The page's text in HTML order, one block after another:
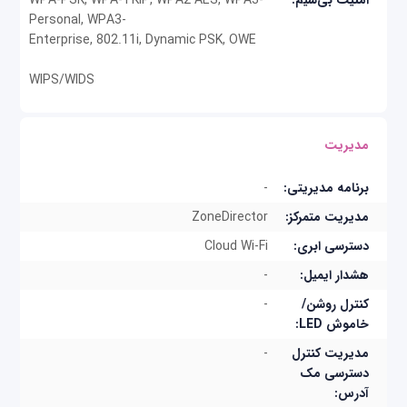
آنتن‌های تطبیقی ​​+BeamFlex به R550 این امکان را
ترکیب ممکن) در زمان واقعی انتخاب کند تا بهترین
مزیت را به همراه دارد: پوشش‌دهی بهتر وای-فای و
R550
امکان اتصال تعداد بیشتر دستگاه‌های کاربران
دستگاه های بیشتری را به طور همزمان با چهار جریان
وصل کنید و عملکرد دستگاه را افزایش دهید.
Personal, WPA3-
Enterprise, 802.11i, Dynamic PSK, OWE
WIPS/WIDS
مدیریت
برنامه مدیریتی:
-
مدیریت متمرکز:
ZoneDirector
دسترسی ابری:
Cloud Wi-Fi
هشدار ایمیل:
-
کنترل روشن/
خاموش LED:
-
مدیریت کنترل
دسترسی مک
آدرس:
-